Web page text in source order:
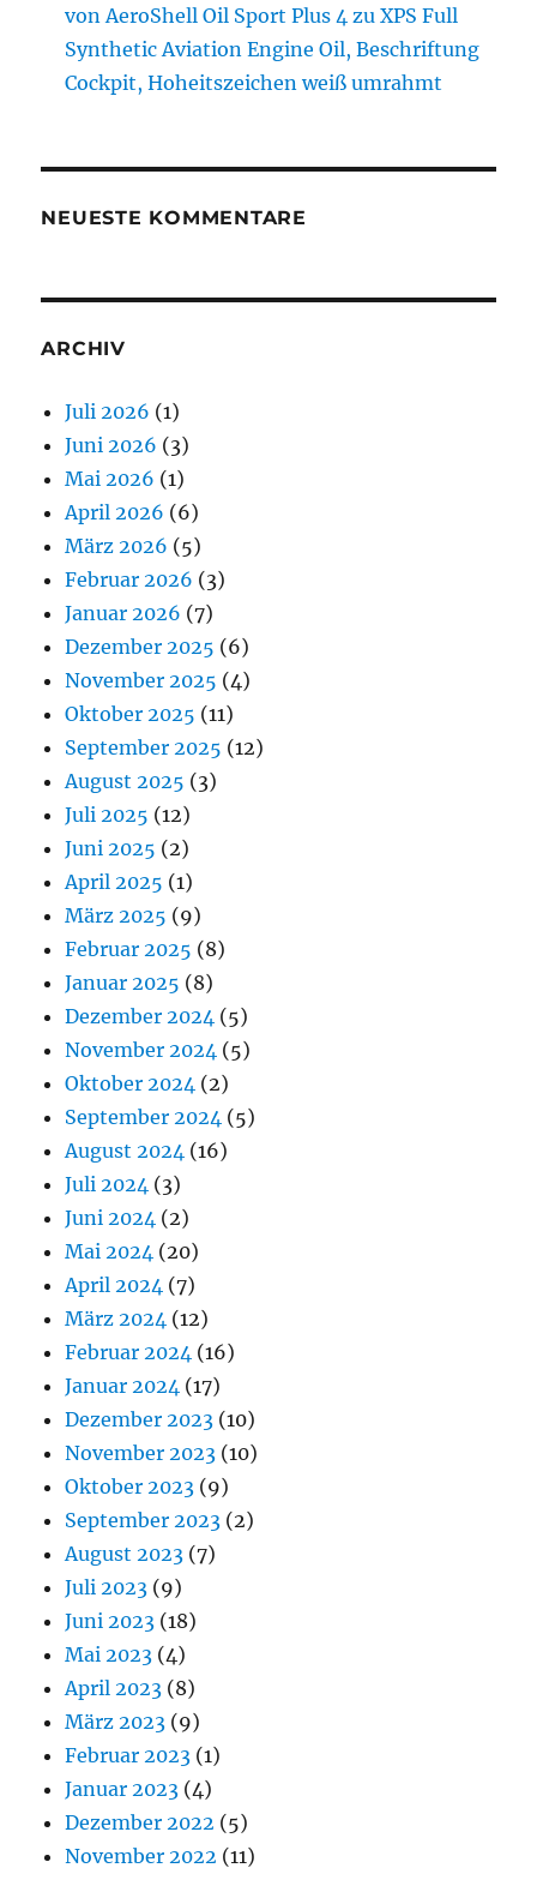
von AeroShell Oil Sport Plus 4 zu XPS Full
Synthetic Aviation Engine Oil, Beschriftung
Cockpit, Hoheitszeichen weiß umrahmt
NEUESTE KOMMENTARE
ARCHIV
Juli 2026 (1)
Juni 2026 (3)
Mai 2026 (1)
April 2026 (6)
März 2026 (5)
Februar 2026 (3)
Januar 2026 (7)
Dezember 2025 (6)
November 2025 (4)
Oktober 2025 (11)
September 2025 (12)
August 2025 (3)
Juli 2025 (12)
Juni 2025 (2)
April 2025 (1)
März 2025 (9)
Februar 2025 (8)
Januar 2025 (8)
Dezember 2024 (5)
November 2024 (5)
Oktober 2024 (2)
September 2024 (5)
August 2024 (16)
Juli 2024 (3)
Juni 2024 (2)
Mai 2024 (20)
April 2024 (7)
März 2024 (12)
Februar 2024 (16)
Januar 2024 (17)
Dezember 2023 (10)
November 2023 (10)
Oktober 2023 (9)
September 2023 (2)
August 2023 (7)
Juli 2023 (9)
Juni 2023 (18)
Mai 2023 (4)
April 2023 (8)
März 2023 (9)
Februar 2023 (1)
Januar 2023 (4)
Dezember 2022 (5)
November 2022 (11)